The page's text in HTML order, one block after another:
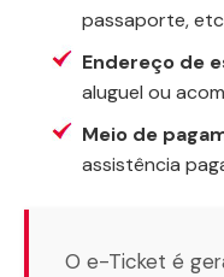
passaporte,
Endereço de
aluguel ou
Meio de
assistência
O e-Ticket é